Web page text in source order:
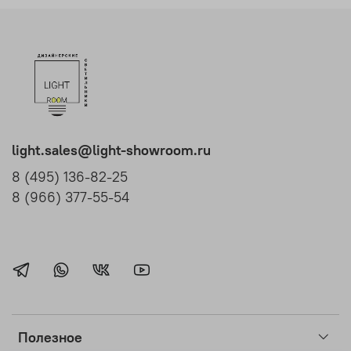
Полезное
light.sales@light-showroom.ru
8 (495) 136-82-25
8 (966) 377-55-54